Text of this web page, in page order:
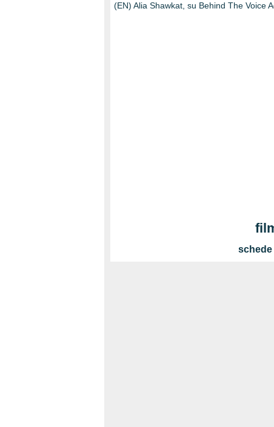
(EN) Alia Shawkat, su Behind The Voice
schede